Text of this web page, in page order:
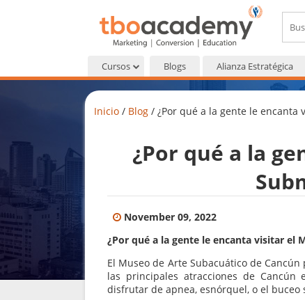
Cursos Blogs Alianza Estratégica
Inicio / Blog / ¿Por qué a la gente le encanta
¿Por qué a la
November 09, 2022
¿Por qué a la gente le encanta visitar el
El Museo de Arte Subacuático de
las principales atracciones de
disfrutar de apnea, esnórquel, o el